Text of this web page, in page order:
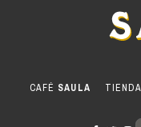
CAFÉ SAULA TIENDA